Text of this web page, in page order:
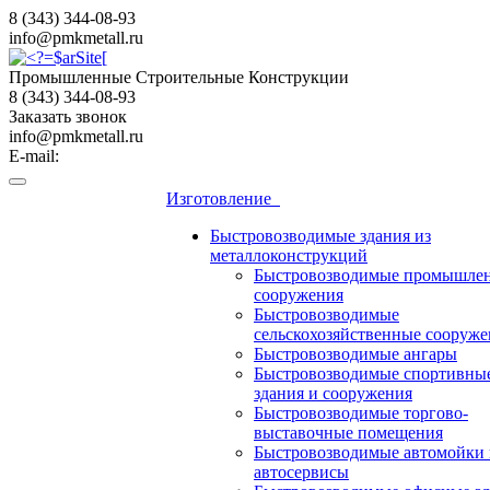
8 (343) 344-08-93
info@pmkmetall.ru
Промышленные Строительные Конструкции
8 (343) 344-08-93
Заказать звонок
info@pmkmetall.ru
E-mail:
Изготовление
Быстровозводимые здания из
металлоконструкций
Быстровозводимые
сооружения
Быстровозводимые
сельскохозяйственные
Быстровозводимые ангары
Быстровозводимые
здания и сооружения
Быстровозводимые торгово-
выставочные помещения
Быстровозводимые автомойки
автосервисы